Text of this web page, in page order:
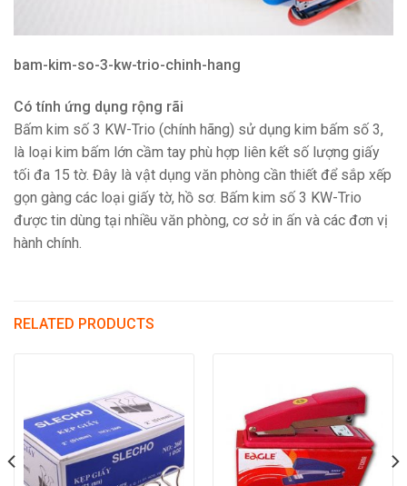
bam-kim-so-3-kw-trio-chinh-hang
Có tính ứng dụng rộng rãi
Bấm kim số 3 KW-Trio (chính hãng) sử dụng kim bấm số 3,
là loại kim bấm lớn cầm tay phù hợp liên kết số lượng giấy
tối đa 15 tờ. Đây là vật dụng văn phòng cần thiết để sắp xếp
gọn gàng các loại giấy tờ, hồ sơ. Bấm kim số 3 KW-Trio
được tin dùng tại nhiều văn phòng, cơ sở in ấn và các đơn vị
hành chính.
RELATED PRODUCTS